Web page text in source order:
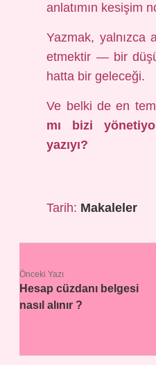
anlatımın kesişim
Yazmak, yalnızca
etmektir — bir
hatta bir geleceği.
Ve belki de en
mı bizi
yazıyı?
Tarih: Makaleler
Önceki Yazı
Hesap cüzdanı belgesi
nasıl alınır ?